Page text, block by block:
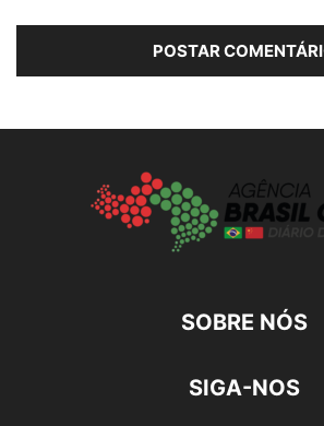
SOBRE NÓS
SIGA-NOS